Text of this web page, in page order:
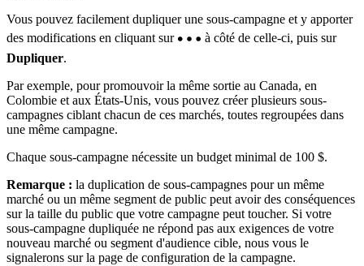
Vous pouvez facilement dupliquer une sous-campagne et y apporter
des modifications en cliquant sur
à côté de celle-ci, puis sur
Dupliquer.
Par exemple, pour promouvoir la même sortie au Canada, en
Colombie et aux États-Unis, vous pouvez créer plusieurs sous-
campagnes ciblant chacun de ces marchés, toutes regroupées dans
une même campagne.
Chaque sous-campagne nécessite un budget minimal de 100 $.
Remarque : la duplication de sous-campagnes pour un même
marché ou un même segment de public peut avoir des conséquences
sur la taille du public que votre campagne peut toucher. Si votre
sous-campagne dupliquée ne répond pas aux exigences de votre
nouveau marché ou segment d'audience cible, nous vous le
signalerons sur la page de configuration de la campagne.